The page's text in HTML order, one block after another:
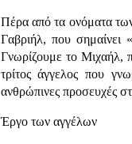
Πέρα από τα ονόματα
Γαβριήλ, που
Γνωρίζουμε το Μιχαήλ,
τρίτος άγγελος που
ανθρώπινες προσευχές
Έργο των αγγέλων